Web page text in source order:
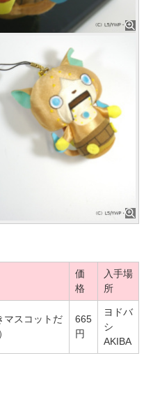
価
格
入手場
所
マスコットだ
665
円
ヨドバ
シ
AKIBA